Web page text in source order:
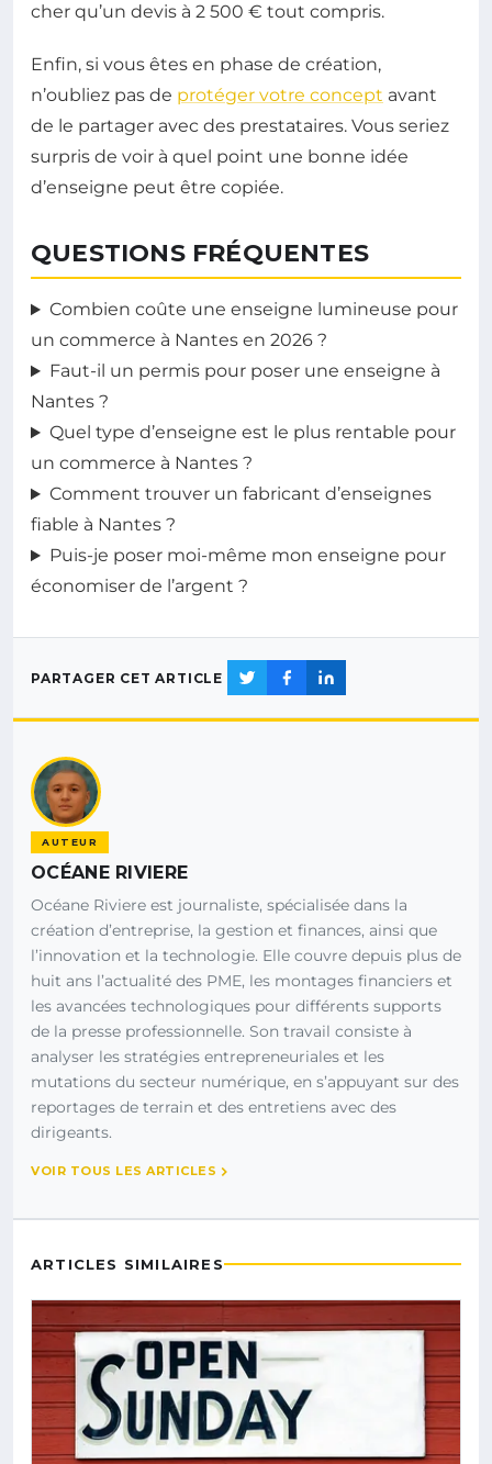
cher qu’un devis à 2 500 € tout compris.
Enfin, si vous êtes en phase de création,
n’oubliez pas de protéger votre concept avant
de le partager avec des prestataires. Vous seriez
surpris de voir à quel point une bonne idée
d’enseigne peut être copiée.
QUESTIONS FRÉQUENTES
Combien coûte une enseigne lumineuse pour
un commerce à Nantes en 2026 ?
Faut-il un permis pour poser une enseigne à
Nantes ?
Quel type d’enseigne est le plus rentable pour
un commerce à Nantes ?
Comment trouver un fabricant d’enseignes
fiable à Nantes ?
Puis-je poser moi-même mon enseigne pour
économiser de l’argent ?
PARTAGER CET ARTICLE
AUTEUR
OCÉANE RIVIERE
Océane Riviere est journaliste, spécialisée dans la
création d’entreprise, la gestion et finances, ainsi que
l’innovation et la technologie. Elle couvre depuis plus de
huit ans l’actualité des PME, les montages financiers et
les avancées technologiques pour différents supports
de la presse professionnelle. Son travail consiste à
analyser les stratégies entrepreneuriales et les
mutations du secteur numérique, en s’appuyant sur des
reportages de terrain et des entretiens avec des
dirigeants.
VOIR TOUS LES ARTICLES
ARTICLES SIMILAIRES